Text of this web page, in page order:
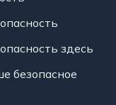
здесь
безопасное